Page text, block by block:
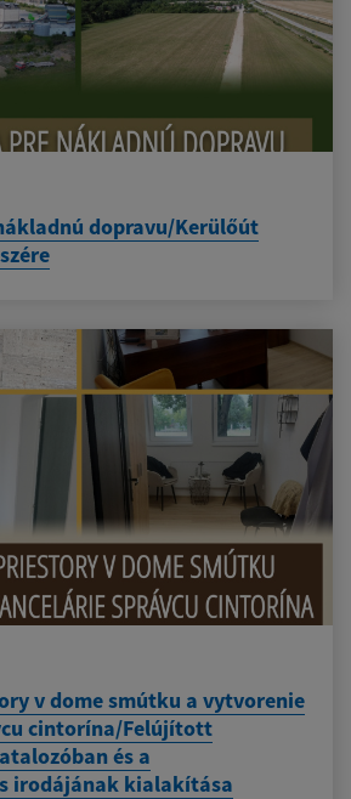
dopravu/Kerülőút
v dome smútku a vytvorenie
cintorína/Felújított
és a
irodájának kialakítása